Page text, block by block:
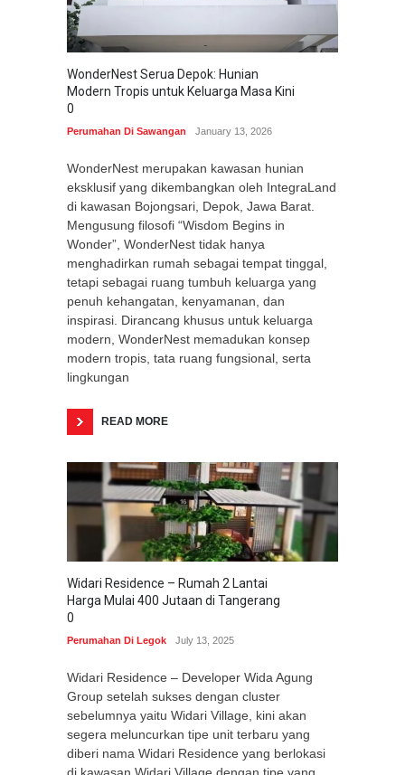
WonderNest Serua Depok: Hunian
Modern Tropis untuk Keluarga Masa Kini
0
Perumahan Di Sawangan January 13, 2026
WonderNest merupakan kawasan hunian
eksklusif yang dikembangkan oleh IntegraLand
di kawasan Bojongsari, Depok, Jawa Barat.
Mengusung filosofi “Wisdom Begins in
Wonder”, WonderNest tidak hanya
menghadirkan rumah sebagai tempat tinggal,
tetapi sebagai ruang tumbuh keluarga yang
penuh kehangatan, kenyamanan, dan
inspirasi. Dirancang khusus untuk keluarga
modern, WonderNest memadukan konsep
modern tropis, tata ruang fungsional, serta
lingkungan
READ MORE
Widari Residence – Rumah 2 Lantai
Harga Mulai 400 Jutaan di Tangerang
0
Perumahan Di Legok July 13, 2025
Widari Residence – Developer Wida Agung
Group setelah sukses dengan cluster
sebelumnya yaitu Widari Village, kini akan
segera meluncurkan tipe unit terbaru yang
diberi nama Widari Residence yang berlokasi